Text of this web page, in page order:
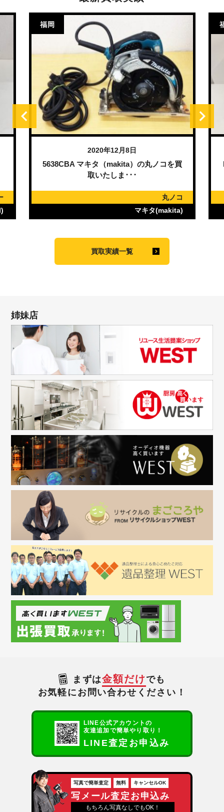
福岡
2020年12月8日
5638CBA マキタ（makita）の丸ノコを買
取いたしま･･･
丸ノコ
マキタ(makita)
買取実績一覧
姉妹店
まずは金額だけ でも
お気軽にお問い合わせください！
LINE公式アカウントの
友達追加で簡単やり取り！
LINE査定お申込み
写真で簡単査定 無料 キャンセルOK
写メール査定お申込み
もちろん写真なしでもOK！